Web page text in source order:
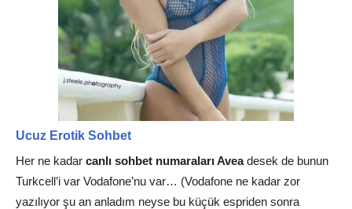
Ucuz Erotik Sohbet
Her ne kadar canlı sohbet numaraları Aveadesek de bunun
Turkcell’i var Vodafone’nu var… (Vodafone ne kadar zor
yazılıyor şu an anladım neyse bu küçük espriden sonra